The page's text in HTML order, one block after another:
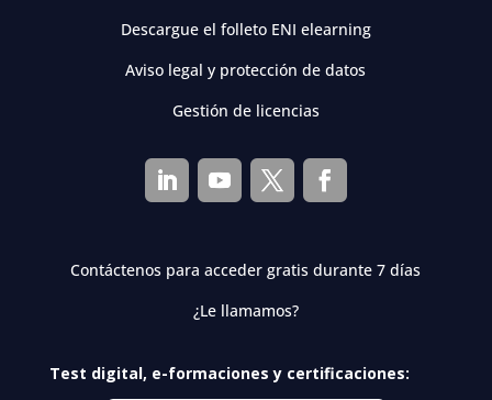
Descargue el folleto ENI elearning
Aviso legal y protección de datos
Gestión de licencias
Contáctenos para acceder gratis durante 7 días
¿Le llamamos?
Test digital, e-formaciones y certificaciones: